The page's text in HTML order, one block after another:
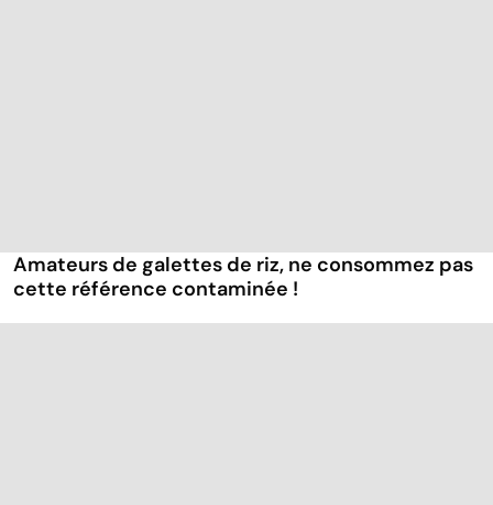
Amateurs de galettes de riz, ne consommez pas
cette référence contaminée !